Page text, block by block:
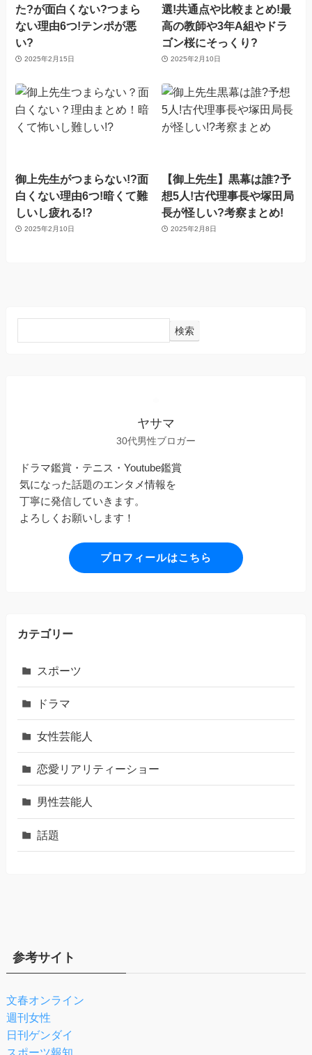
た?が面白くない?つまら
ない理由6つ!テンポが悪
い?
2025年2月15日
選!共通点や比較まとめ!最
高の教師や3年A組やドラ
ゴン桜にそっくり?
2025年2月10日
御上先生がつまらない!?面
白くない理由6つ!暗くて難
しいし疲れる!?
2025年2月10日
【御上先生】黒幕は誰?予
想5人!古代理事長や塚田局
長が怪しい?考察まとめ!
2025年2月8日
検索
ヤサマ
30代男性ブロガー
ドラマ鑑賞・テニス・Youtube鑑賞
気になった話題のエンタメ情報を
丁寧に発信していきます。
よろしくお願いします！
プロフィールはこちら
カテゴリー
スポーツ
ドラマ
女性芸能人
恋愛リアリティーショー
男性芸能人
話題
参考サイト
文春オンライン
週刊女性
日刊ゲンダイ
スポーツ報知